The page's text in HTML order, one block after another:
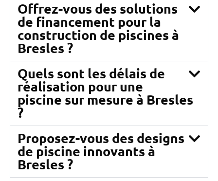
Offrez-vous des solutions
de financement pour la
construction de piscines à
Bresles ?
Quels sont les délais de
réalisation pour une
piscine sur mesure à Bresles
?
Proposez-vous des designs
de piscine innovants à
Bresles ?